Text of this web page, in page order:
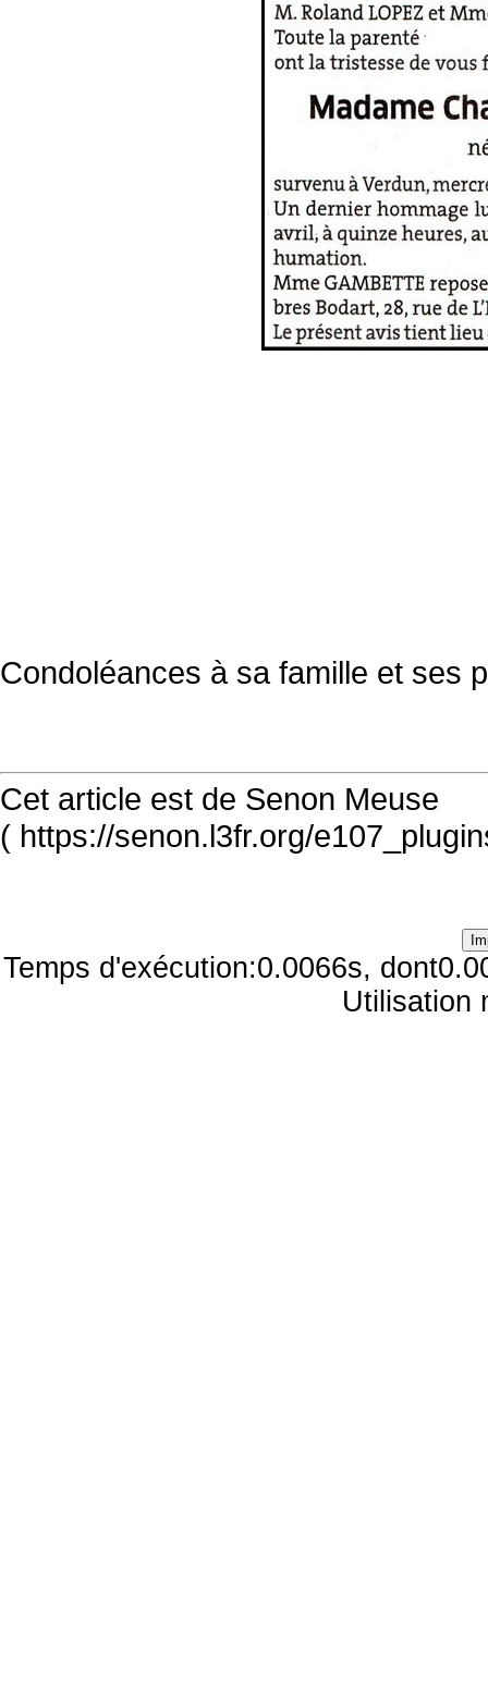
Condoléances à sa famille et ses
Cet article est de Senon Meuse
( https://senon.l3fr.org/
Temps d'exécution:0.0066s,
Utilisation